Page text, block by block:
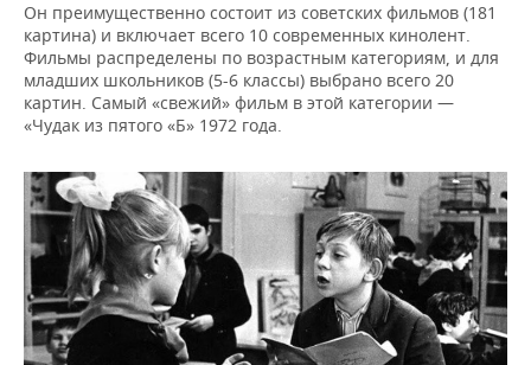
Он преимущественно состоит из советских фильмов (181
картина) и включает всего 10 современных кинолент.
Фильмы распределены по возрастным категориям, и для
младших школьников (5-6 классы) выбрано всего 20
картин. Самый «свежий» фильм в этой категории —
«Чудак из пятого «Б» 1972 года.